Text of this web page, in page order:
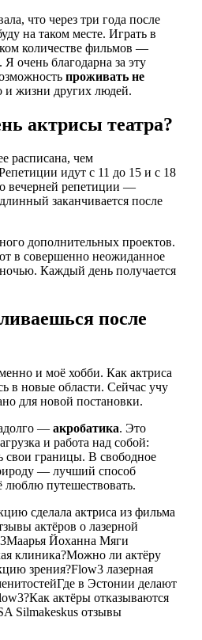
что через три года после
на таком месте. Играть в
количестве фильмов —
очень благодарна за эту
проживать не
и жизни других людей.
актрисы театра?
расписана, чем
идут с 11 до 15 и с 18
вечерней репетиции —
заканчивается после
дополнительных проектов.
в совершенно неожиданное
Каждый день получается
после
и моё хобби. Как актриса
в новые области. Сейчас учу
для новой постановки.
— акробатика. Это
и работа над собой:
свои границы. В свободное
— лучший способ
люблю путешествовать.
сделала актриса из фильма
актёров о лазерной
Маарья Йоханна Мяги
клиника?Можно ли актёру
зрения?Flow3 лазерная
Где в Эстонии делают
Как актёры отказываются
Silmakeskus отзывы